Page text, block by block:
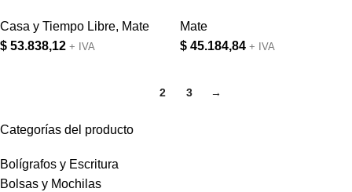
Categorías del producto
Bolígrafos y Escritura
Bolsas y Mochilas
Casa y Tiempo Libre, Mate
$ 53.838,12 + IVA
Mate
$ 45.184,84 + IVA
2 3 →